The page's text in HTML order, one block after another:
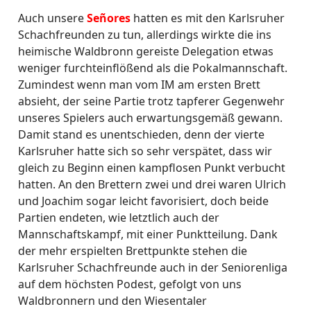
Auch unsereSeñores hatten es mit den Karlsruher
Schachfreunden zu tun, allerdings wirkte die ins
heimische Waldbronn gereiste Delegation etwas
weniger furchteinflößend als die Pokalmannschaft.
Zumindest wenn man vom IM am ersten Brett
absieht, der seine Partie trotz tapferer Gegenwehr
unseres Spielers auch erwartungsgemäß gewann.
Damit stand es unentschieden, denn der vierte
Karlsruher hatte sich so sehr verspätet, dass wir
gleich zu Beginn einen kampflosen Punkt verbucht
hatten. An den Brettern zwei und drei waren Ulrich
und Joachim sogar leicht favorisiert, doch beide
Partien endeten, wie letztlich auch der
Mannschaftskampf, mit einer Punktteilung. Dank
der mehr erspielten Brettpunkte stehen die
Karlsruher Schachfreunde auch in der Seniorenliga
auf dem höchsten Podest, gefolgt von uns
Waldbronnern und den Wiesentaler